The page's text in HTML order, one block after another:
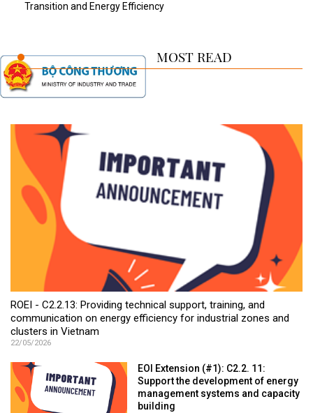
Transition and Energy Efficiency
MOST READ
ROEI - C2.2.13: Providing technical support, training, and
communication on energy efficiency for industrial zones and
clusters in Vietnam
22/05/2026
EOI Extension (#1): C2.2. 11:
Support the development of energy
management systems and capacity
building